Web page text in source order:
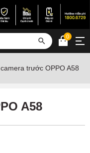
0
trước OPPO A58
A58